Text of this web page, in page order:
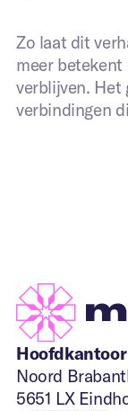
Zo laat dit
meer betekent
verblijven. Het
verbindingen
Hoofdkantoor
Noord
5651 LX